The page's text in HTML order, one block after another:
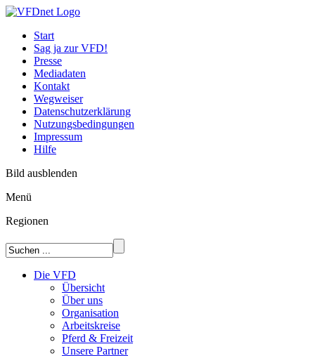
Start
Sag ja zur VFD!
Presse
Mediadaten
Kontakt
Wegweiser
Datenschutzerklärung
Nutzungsbedingungen
Impressum
Hilfe
Bild ausblenden
Menü
Regionen
Die VFD
Übersicht
Über uns
Organisation
Arbeitskreise
Pferd & Freizeit
Unsere Partner